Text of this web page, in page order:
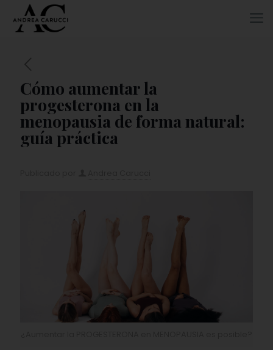
Cómo aumentar la
progesterona en la
menopausia de forma natural:
guía práctica